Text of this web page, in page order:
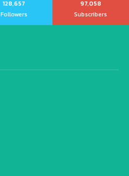
128,657
Followers
97,058
Subscribers